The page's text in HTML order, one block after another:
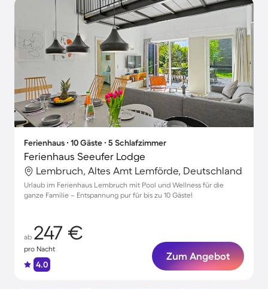
Ferienhaus ∙ 10 Gäste ∙ 5 Schlafzimmer
Ferienhaus Seeufer Lodge
Lembruch, Altes Amt Lemförde, Deutschland
Urlaub im Ferienhaus Lembruch mit Pool und Wellness für die
ganze Familie – Entspannung pur für bis zu 10 Gäste!
ab 247 €
pro Nacht
4.0
Zum Angebot